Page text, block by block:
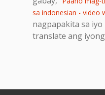
sa indonesian - video
nagpapakita sa
translate ang